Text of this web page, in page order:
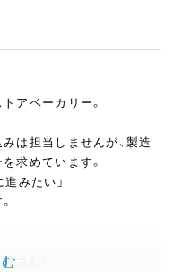
アベーカリー。
は担当しませんが、製造
求めています。
みたい」
含む）